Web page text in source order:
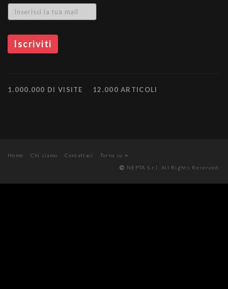
1.000.000 DI VISITE 12.000 ARTICOLI
Home Chi siamo Contattaci
Torna su
NEPTA S.r.l. All Rights Reserved.